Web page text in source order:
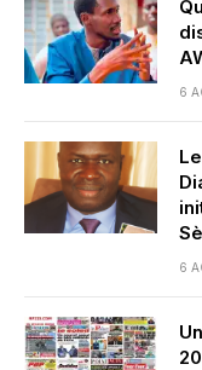
6
6